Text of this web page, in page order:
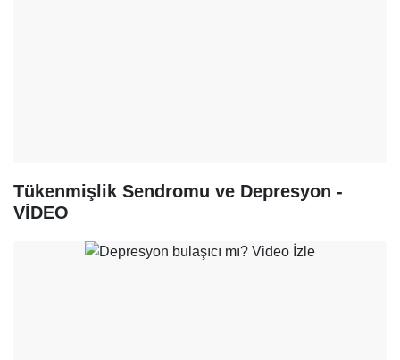
Tükenmişlik Sendromu ve Depresyon -
VİDEO